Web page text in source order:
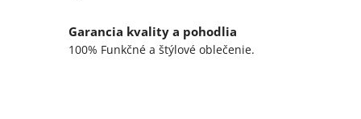
Garancia kvality a pohodlia
100% Funkčné a štýlové oblečenie.